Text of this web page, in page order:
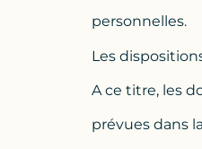
personnelles.
Les
A ce titre, les
prévues dans